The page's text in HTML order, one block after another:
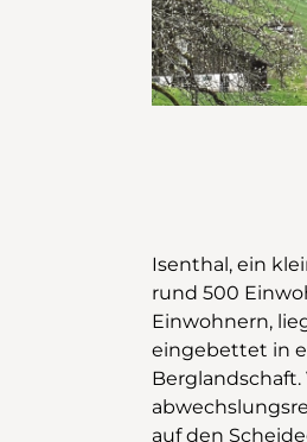
Isenthal, ein
rund 500
Einwohnern,
eingebettet in
Berglandschaft.
auf den
schlängelt
Föhren hindurch,
einen beinahe
verleihen. Rund
Start in
der Wanderung
Durch die